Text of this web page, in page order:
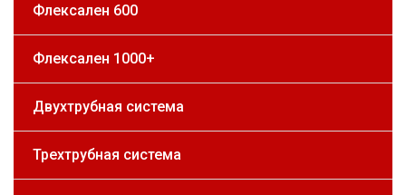
Флексален 600
Флексален 1000+
Двухтрубная система
Трехтрубная система